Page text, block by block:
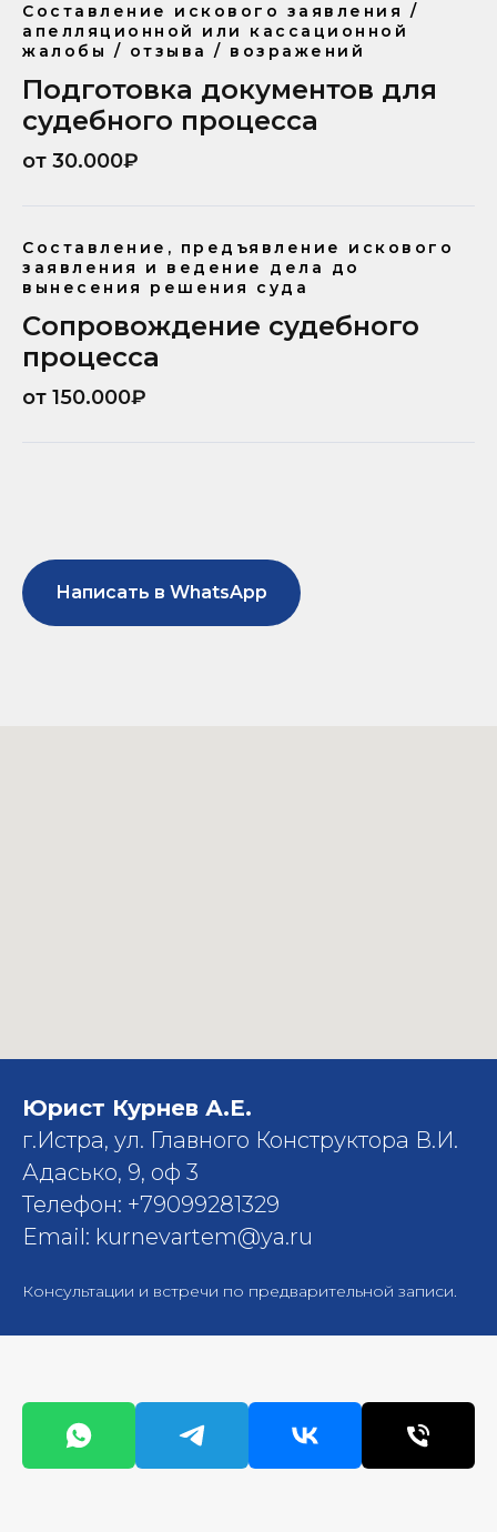
Составление искового заявления /
апелляционной или кассационной
жалобы / отзыва / возражений
Подготовка документов для
судебного процесса
от 30.000₽
Составление, предъявление искового
заявления и ведение дела до
вынесения решения суда
Сопровождение судебного
процесса
от 150.000₽
Написать в WhatsApp
Юрист Курнев А.Е.
г.Истра, ул. Главного Конструктора В.И.
Адасько, 9, оф 3
Телефон: +79099281329
Email: kurnevartem@ya.ru
Консультации и встречи по предварительной записи.